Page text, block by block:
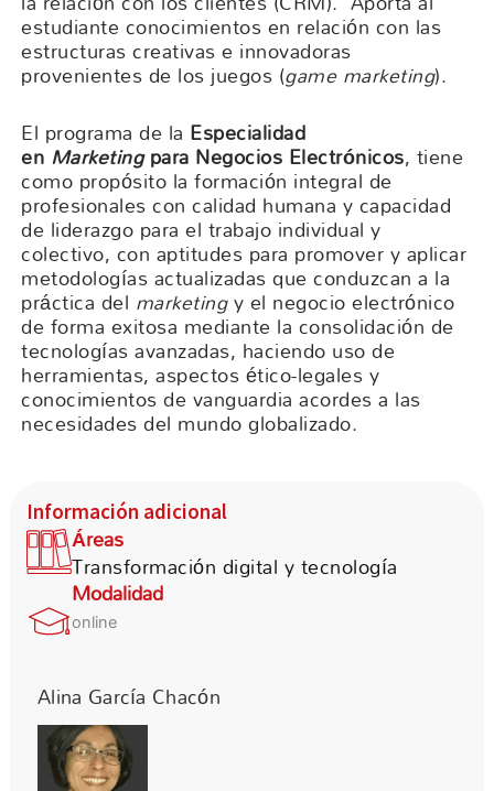
estudiante conocimientos en relación con las
estructuras creativas e innovadoras
provenientes de los juegos (game marketing).
El programa de la Especialidad
en Marketingpara Negocios Electrónicos, tiene
como propósito la formación integral de
profesionales con calidad humana y capacidad
de liderazgo para el trabajo individual y
colectivo, con aptitudes para promover y aplicar
metodologías actualizadas que conduzcan a la
práctica del marketingy el negocio electrónico
de forma exitosa mediante la consolidación de
tecnologías avanzadas, haciendo uso de
herramientas, aspectos ético-legales y
conocimientos de vanguardia acordes a las
necesidades del mundo globalizado.
Información adicional
Áreas
Transformación digital y tecnología
Modalidad
online
Alina García Chacón